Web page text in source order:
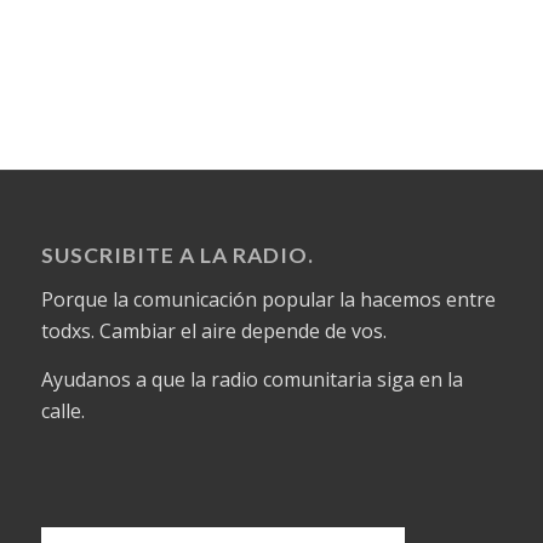
SUSCRIBITE A LA RADIO.
Porque la comunicación popular la hacemos entre
todxs. Cambiar el aire depende de vos.
Ayudanos a que la radio comunitaria siga en la
calle.